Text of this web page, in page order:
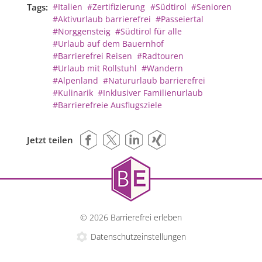
Tags: #Italien #Zertifizierung #Südtirol #Senioren
#Aktivurlaub barrierefrei #Passeiertal
#Norggensteig #Südtirol für alle
#Urlaub auf dem Bauernhof
#Barrierefrei Reisen #Radtouren
#Urlaub mit Rollstuhl #Wandern
#Alpenland #Natururlaub barrierefrei
#Kulinarik #Inklusiver Familienurlaub
#Barrierefreie Ausflugsziele
Jetzt teilen
© 2026 Barrierefrei erleben
Datenschutzeinstellungen